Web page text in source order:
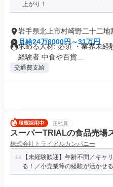
上がり！
岩手県北上市村崎野二十二地
月給24万6000円～31万円
求める人材: 必須 ・業界未経
経験者 中食や百貨...
交通費支給
正社員
スーパーTRIALの食品売場
株式会社トライアルカンパニー
【未経験歓迎】年齢不問／キャ
る！／小売業等の経験が活かせ